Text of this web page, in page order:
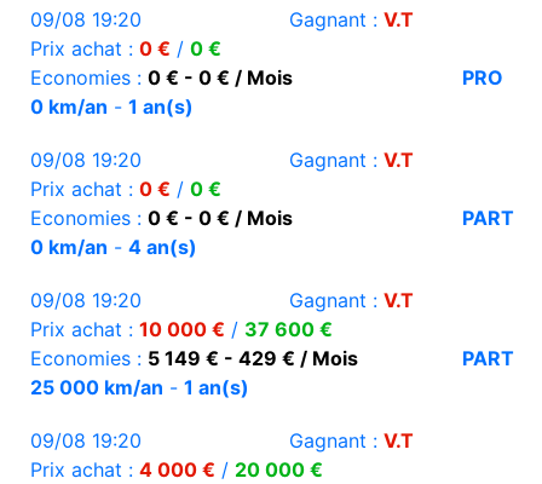
09/08 19:20 Gagnant : V.T
Prix achat : 0 € / 0 €
Economies : 0 € - 0 € / Mois
PRO
0 km/an - 1 an(s)
09/08 19:20 Gagnant : V.T
Prix achat : 0 € / 0 €
Economies : 0 € - 0 € / Mois
PART
0 km/an - 4 an(s)
09/08 19:20 Gagnant : V.T
Prix achat : 10 000 € / 37 600 €
Economies : 5 149 € - 429 € / Mois
PART
25 000 km/an - 1 an(s)
09/08 19:20 Gagnant : V.T
Prix achat : 4 000 € / 20 000 €